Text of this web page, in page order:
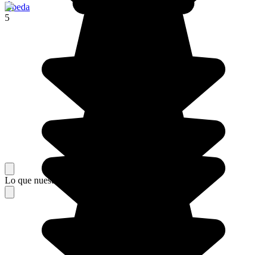
Úbeda
5
Lo que nuestros viajeros piensan de su estancia